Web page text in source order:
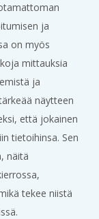
ja
on myös
mittauksia
ja
näytteen
että jokainen
tietoihinsa. Sen
näitä
tekee niistä